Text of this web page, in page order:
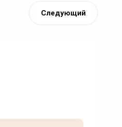
Следующий